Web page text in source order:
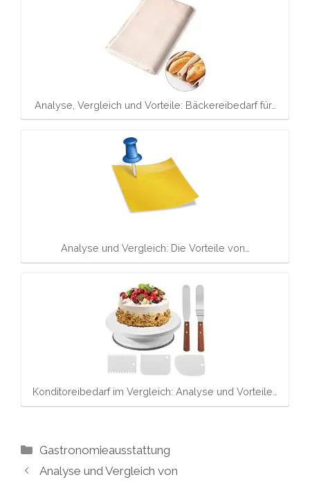
Analyse, Vergleich und Vorteile: Bäckereibedarf für…
Analyse und Vergleich: Die Vorteile von…
Konditoreibedarf im Vergleich: Analyse und Vorteile…
Kategorien
Gastronomieausstattung
Analyse und Vergleich von